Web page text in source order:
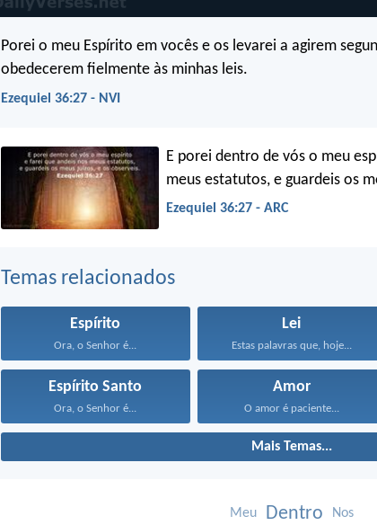
Porei o meu Espírito em vocês e os levarei a agirem
obedecerem fielmente às minhas leis.
Ezequiel 36:27 - NVI
E porei dentro de vós o meu
meus estatutos, e guardeis os
Ezequiel 36:27 - ARC
Temas relacionados
Espírito
Ora, o Senhor é...
Lei
Estas palavras que, hoje...
Espírito Santo
Ora, o Senhor é...
Amor
O amor é paciente...
Mais Temas...
Meu Dentro Nos